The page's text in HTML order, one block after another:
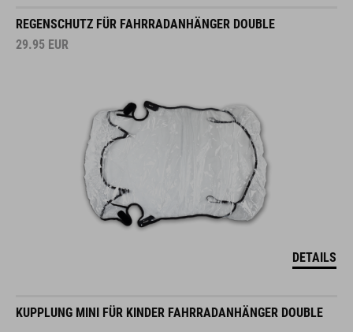
REGENSCHUTZ FÜR FAHRRADANHÄNGER DOUBLE
29.95 EUR
DETAILS
KUPPLUNG MINI FÜR KINDER FAHRRADANHÄNGER DOUBLE